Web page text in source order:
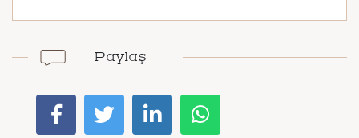
Paylaş